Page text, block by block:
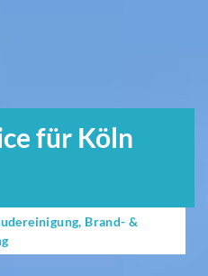
für Köln
Brand- &